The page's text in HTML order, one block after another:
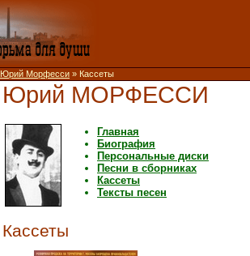
Юрий Морфесси » Кассеты
Юрий МОРФЕССИ
Главная
Биография
Персональные диски
Песни в сборниках
Кассеты
Тексты песен
Кассеты